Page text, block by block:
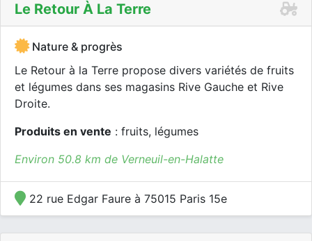
Le Retour À La Terre
Nature & progrès
Le Retour à la Terre propose divers variétés de fruits
et légumes dans ses magasins Rive Gauche et Rive
Droite.
Produits en vente : fruits, légumes
Environ 50.8 km de Verneuil-en-Halatte
22 rue Edgar Faure à 75015 Paris 15e